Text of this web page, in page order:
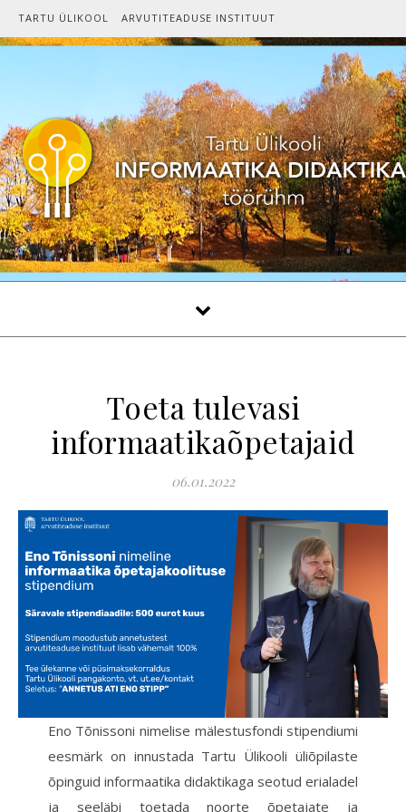
Skip to content
TARTU ÜLIKOOL ARVUTITEADUSE INSTITUUT
Toeta tulevasi
informaatikaõpetajaid
06.01.2022
Eno Tõnissoni nimelise mälestusfondi stipendiumi
eesmärk on innustada Tartu Ülikooli üliõpilaste
õpinguid informaatika didaktikaga seotud erialadel
ja seeläbi toetada noorte õpetajate ja